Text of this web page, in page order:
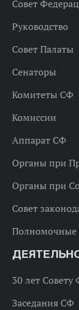
Совет
Руководство
Совет Палаты
Сенаторы
Комитеты СФ
Комиссии
Аппарат СФ
Органы при
Органы при
Совет
Полномочные
30 лет Совету
Заседания СФ